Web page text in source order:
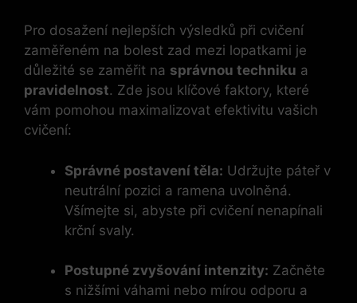
Pro dosažení nejlepších výsledků při cvičení
zaměřeném na bolest zad mezi lopatkami je
důležité se zaměřit na správnou techniku a
pravidelnost. Zde jsou klíčové faktory, které
vám pomohou maximalizovat efektivitu vašich
cvičení:
Správné postavení těla: Udržujte páteř v
neutrální pozici a ramena uvolněná.
Všímejte si, abyste při cvičení nenapínali
krční svaly.
Postupné zvyšování intenzity: Začněte
s nižšími váhami nebo mírou odporu a